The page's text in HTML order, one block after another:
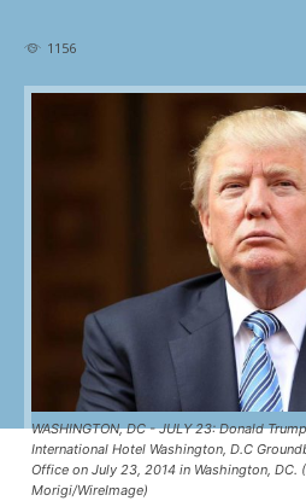
1156
WASHINGTON, DC - JULY 23: Donald
International Hotel Washington, D.C
Office on July 23, 2014 in Washington, DC.
Morigi/WireImage)